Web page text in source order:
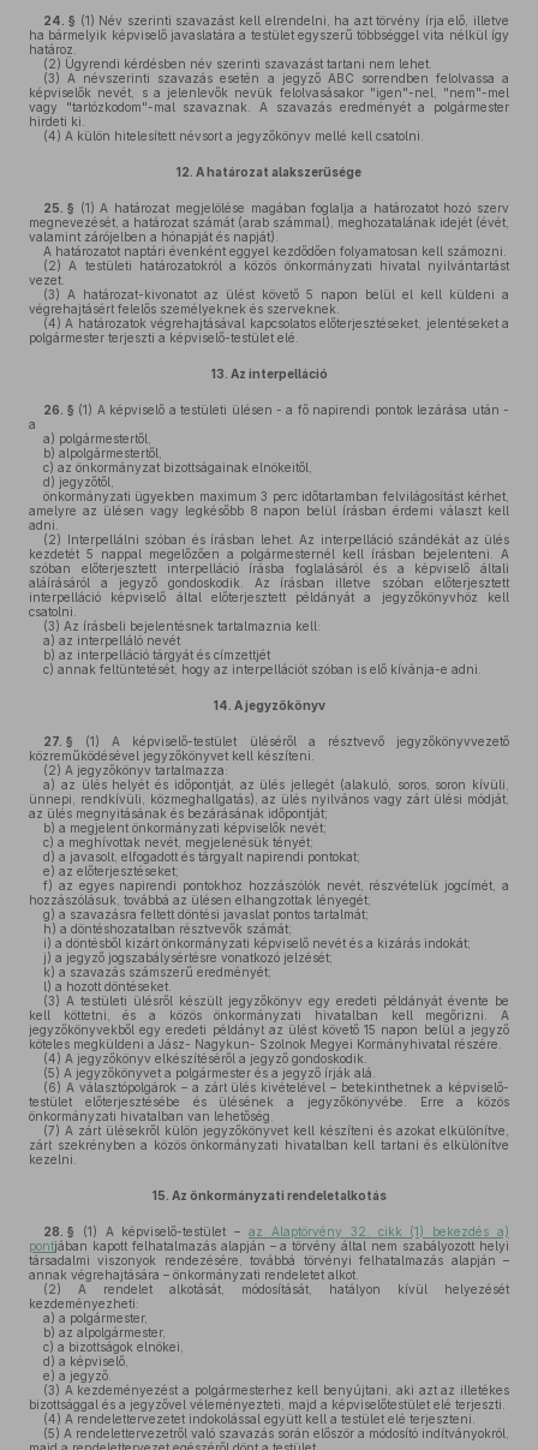
24. § (1) Név szerinti szavazást kell elrendelni, ha azt törvény írja elő, illetve
ha bármelyik képviselő javaslatára a testület egyszerű többséggel vita nélkül így
határoz.
(2) Ügyrendi kérdésben név szerinti szavazást tartani nem lehet.
(3) A névszerinti szavazás esetén a jegyző ABC sorrendben felolvassa a
képviselők nevét, s a jelenlevők nevük felolvasásakor "igen"-nel, "nem"-mel
vagy "tartózkodom"-mal szavaznak. A szavazás eredményét a polgármester
hirdeti ki.
(4) A külön hitelesített névsort a jegyzőkönyv mellé kell csatolni.
12. A határozat alakszerűsége
25. § (1) A határozat megjelölése magában foglalja a határozatot hozó szerv
megnevezését, a határozat számát (arab számmal), meghozatalának idejét (évét,
valamint zárójelben a hónapját és napját).
A határozatot naptári évenként eggyel kezdődően folyamatosan kell számozni.
(2) A testületi határozatokról a közös önkormányzati hivatal nyilvántartást
vezet.
(3) A határozat-kivonatot az ülést követő 5 napon belül el kell küldeni a
végrehajtásért felelős személyeknek és szerveknek.
(4) A határozatok végrehajtásával kapcsolatos előterjesztéseket, jelentéseket a
polgármester terjeszti a képviselő-testület elé.
13. Az interpelláció
26. § (1) A képviselő a testületi ülésen - a fő napirendi pontok lezárása után -
a
a) polgármestertől,
b) alpolgármestertől,
c) az önkormányzat bizottságainak elnökeitől,
d) jegyzőtől,
önkormányzati ügyekben maximum 3 perc időtartamban felvilágosítást kérhet,
amelyre az ülésen vagy legkésőbb 8 napon belül írásban érdemi választ kell
adni.
(2) Interpellálni szóban és írásban lehet. Az interpelláció szándékát az ülés
kezdetét 5 nappal megelőzően a polgármesternél kell írásban bejelenteni. A
szóban előterjesztett interpelláció írásba foglalásáról és a képviselő általi
aláírásáról a jegyző gondoskodik. Az írásban illetve szóban előterjesztett
interpelláció képviselő által előterjesztett példányát a jegyzőkönyvhöz kell
csatolni.
(3) Az írásbeli bejelentésnek tartalmaznia kell:
a) az interpelláló nevét
b) az interpelláció tárgyát és címzettjét
c) annak feltüntetését, hogy az interpellációt szóban is elő kívánja-e adni.
14. A jegyzőkönyv
27. § (1) A képviselő-testület üléséről a résztvevő jegyzőkönyvvezető
közreműködésével jegyzőkönyvet kell készíteni.
(2) A jegyzőkönyv tartalmazza:
a) az ülés helyét és időpontját, az ülés jellegét (alakuló, soros, soron kívüli,
ünnepi, rendkívüli, közmeghallgatás), az ülés nyilvános vagy zárt ülési módját,
az ülés megnyitásának és bezárásának időpontját;
b) a megjelent önkormányzati képviselők nevét;
c) a meghívottak nevét, megjelenésük tényét;
d) a javasolt, elfogadott és tárgyalt napirendi pontokat;
e) az előterjesztéseket;
f) az egyes napirendi pontokhoz hozzászólók nevét, részvételük jogcímét, a
hozzászólásuk, továbbá az ülésen elhangzottak lényegét;
g) a szavazásra feltett döntési javaslat pontos tartalmát;
h) a döntéshozatalban résztvevők számát;
i) a döntésből kizárt önkormányzati képviselő nevét és a kizárás indokát;
j) a jegyző jogszabálysértésre vonatkozó jelzését;
k) a szavazás számszerű eredményét;
l) a hozott döntéseket.
(3) A testületi ülésről készült jegyzőkönyv egy eredeti példányát évente be
kell köttetni, és a közös önkormányzati hivatalban kell megőrizni. A
jegyzőkönyvekből egy eredeti példányt az ülést követő 15 napon belül a jegyző
köteles megküldeni a Jász- Nagykun- Szolnok Megyei Kormányhivatal részére.
(4) A jegyzőkönyv elkészítéséről a jegyző gondoskodik.
(5) A jegyzőkönyvet a polgármester és a jegyző írják alá.
(6) A választópolgárok – a zárt ülés kivételével – betekinthetnek a képviselő-
testület előterjesztésébe és ülésének a jegyzőkönyvébe. Erre a közös
önkormányzati hivatalban van lehetőség.
(7) A zárt ülésekről külön jegyzőkönyvet kell készíteni és azokat elkülönítve,
zárt szekrényben a közös önkormányzati hivatalban kell tartani és elkülönítve
kezelni.
15. Az önkormányzati rendeletalkotás
28. § (1) A képviselő-testület –az Alaptörvény 32. cikk (1) bekezdés a)
pontjában kapott felhatalmazás alapján – a törvény által nem szabályozott helyi
társadalmi viszonyok rendezésére, továbbá törvényi felhatalmazás alapján –
annak végrehajtására – önkormányzati rendeletet alkot.
(2) A rendelet alkotását, módosítását, hatályon kívül helyezését
kezdeményezheti:
a) a polgármester,
b) az alpolgármester,
c) a bizottságok elnökei,
d) a képviselő,
e) a jegyző.
(3) A kezdeményezést a polgármesterhez kell benyújtani, aki azt az illetékes
bizottsággal és a jegyzővel véleményezteti, majd a képviselőtestület elé terjeszti.
(4) A rendelettervezetet indokolással együtt kell a testület elé terjeszteni.
(5) A rendelettervezetről való szavazás során először a módosító indítványokról,